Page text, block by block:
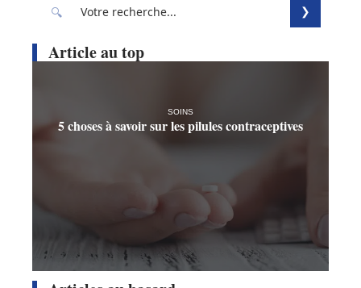
Article au top
SOINS
5 choses à savoir sur les pilules contraceptives